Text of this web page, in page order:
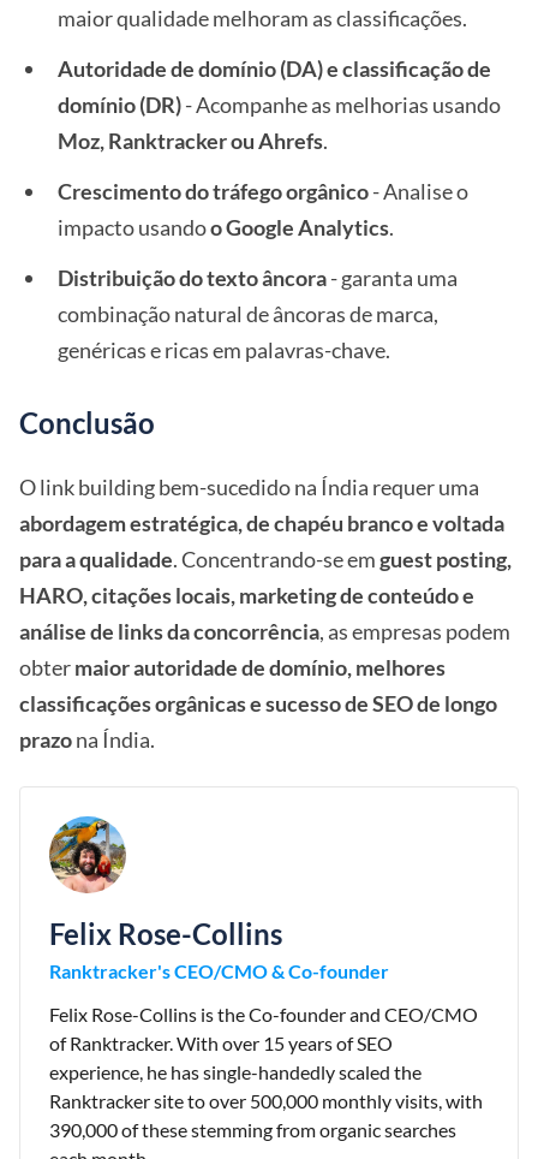
maior qualidade melhoram as classificações.
Autoridade de domínio (DA) e classificação de
domínio (DR)- Acompanhe as melhorias usando
Moz, Ranktracker ou Ahrefs.
Crescimento do tráfego orgânico- Analise o
impacto usandoo Google Analytics.
Distribuição do texto âncora- garanta uma
combinação natural de âncoras de marca,
genéricas e ricas em palavras-chave.
Conclusão
O link building bem-sucedido na Índia requer uma
abordagem estratégica, de chapéu branco e voltada
para a qualidade. Concentrando-se emguest posting,
HARO, citações locais, marketing de conteúdo e
análise de links da concorrência, as empresas podem
obtermaior autoridade de domínio, melhores
classificações orgânicas e sucesso de SEO de longo
prazona Índia.
Felix Rose-Collins
Ranktracker's CEO/CMO & Co-founder
Felix Rose-Collins is the Co-founder and CEO/CMO
of Ranktracker. With over 15 years of SEO
experience, he has single-handedly scaled the
Ranktracker site to over 500,000 monthly visits, with
390,000 of these stemming from organic searches